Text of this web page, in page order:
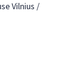
Vilnius /